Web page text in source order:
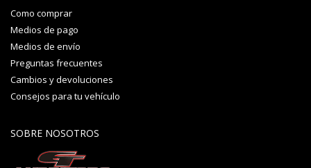
Como comprar
Medios de pago
Medios de envío
Preguntas frecuentes
Cambios y devoluciones
Consejos para tu vehículo
SOBRE NOSOTROS